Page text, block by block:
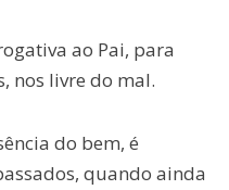
ao Pai, para
nos livre do mal.
do bem, é
quando ainda